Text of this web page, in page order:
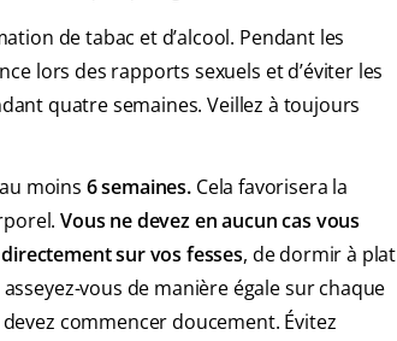
de tabac et d’alcool. Pendant les
lors des rapports sexuels et d’éviter les
quatre semaines. Veillez à toujours
au moins 6 semaines. Cela favorisera la
Vous ne devez en aucun cas vous
sur vos fesses, de dormir à plat
vous de manière égale sur chaque
commencer doucement. Évitez